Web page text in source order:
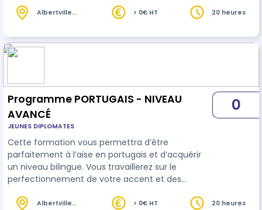
éventail de synonyme ainsi que les idiomatiques
Albertville
> 0€ HT 20 heures
Programme PORTUGAIS - NIVEAU
AVANCÉ
JEUNES DIPLOMATES
Cette formation vous permettra d’être
parfaitement à l’aise en portugais et d’acquérir
un niveau bilingue. Vous travaillerez sur le
perfectionnement de votre accent et des
éventail de synonyme ainsi que les idiomatiques
0
Albertville
> 0€ HT 20 heures